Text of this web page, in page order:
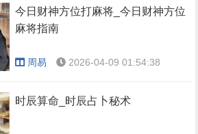
今日财神方位打麻将_今日财神方位
麻将指南
周易 2026-04-09 01:54:38
时辰算命_时辰占卜秘术